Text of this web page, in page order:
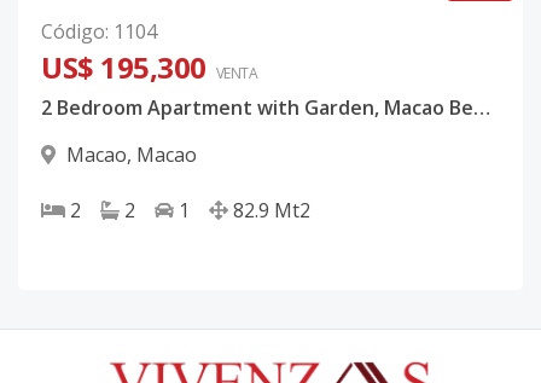
Código: 1104
US$ 195,300 VENTA
2 Bedroom Apartment with Garden, Macao Beach, Punta Cana
Macao, Macao
2 2 1 82.9 Mt2